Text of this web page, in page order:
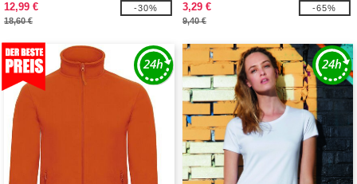
12,99 €
18,60 €
-30%
3,29 €
9,40 €
-65%